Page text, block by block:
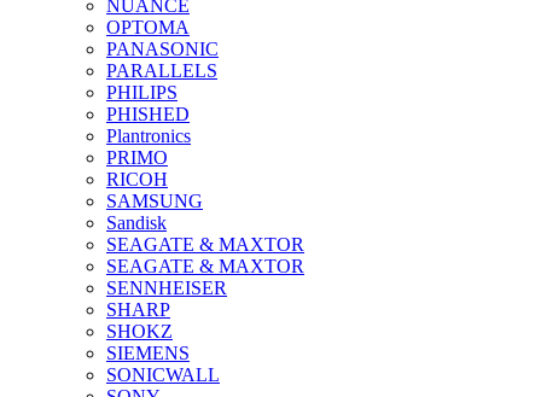
NUANCE
OPTOMA
PANASONIC
PARALLELS
PHILIPS
PHISHED
Plantronics
PRIMO
RICOH
SAMSUNG
Sandisk
SEAGATE & MAXTOR
SEAGATE & MAXTOR
SENNHEISER
SHARP
SHOKZ
SIEMENS
SONICWALL